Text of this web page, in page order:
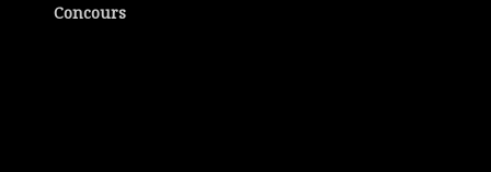
Concours